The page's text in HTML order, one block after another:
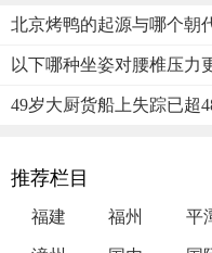
北京烤鸭的起源与哪个朝
以下哪种坐姿对腰椎压力
49岁大厨货船上失踪已超
推荐栏目
福建 福州 平